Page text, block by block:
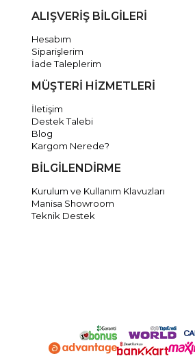
ALIŞVERİŞ BİLGİLERİ
Hesabım
Siparişlerim
İade Taleplerim
MÜŞTERİ HİZMETLERİ
İletişim
Destek Talebi
Blog
Kargom Nerede?
BİLGİLENDİRME
Kurulum ve Kullanım Klavuzları
Manisa Showroom
Teknik Destek